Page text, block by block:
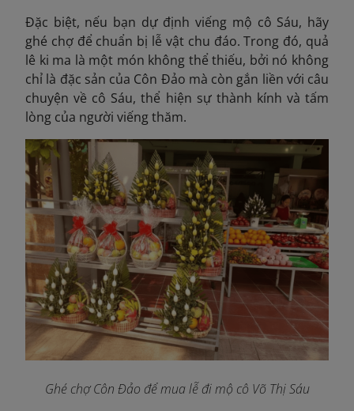
Đặc biệt, nếu bạn dự định viếng mộ cô Sáu, hãy
ghé chợ để chuẩn bị lễ vật chu đáo. Trong đó, quả
lê ki ma là một món không thể thiếu, bởi nó không
chỉ là đặc sản của Côn Đảo mà còn gắn liền với câu
chuyện về cô Sáu, thể hiện sự thành kính và tấm
lòng của người viếng thăm.
Ghé chợ Côn Đảo để mua lễ đi mộ cô Võ Thị Sáu